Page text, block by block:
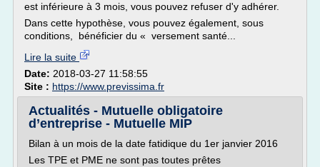
est inférieure à 3 mois, vous pouvez refuser d'y adhérer.
Dans cette hypothèse, vous pouvez également, sous
conditions, bénéficier du « versement santé...
Lire la suite
Date: 2018-03-27 11:58:55
Site : https://www.previssima.fr
Actualités - Mutuelle obligatoire
d’entreprise - Mutuelle MIP
Bilan à un mois de la date fatidique du 1er janvier 2016
Les TPE et PME ne sont pas toutes prêtes